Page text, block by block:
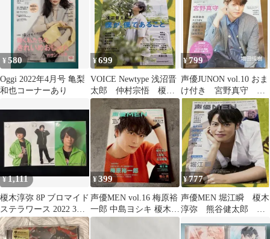
¥580
Oggi 2022年4月号 亀梨
和也コーナーあり
¥699
VOICE Newtype 浅沼晋
太郎 仲村宗悟 榎木
淳弥 木村昴 梅原裕
¥799
声優JUNON vol.10 おま
け付き 宮野真守 増
田俊樹 柿原徹也
¥1,111
榎木淳弥 8P ブロマイド
ステラワース 2022 3枚
セット
¥399
声優MEN vol.16 梅原裕
一郎 中島ヨシキ 榎木淳
弥 土岐隼一 0616
¥777
声優MEN 堀江瞬 榎木
淳弥 熊谷健太郎 梶
伊東健人